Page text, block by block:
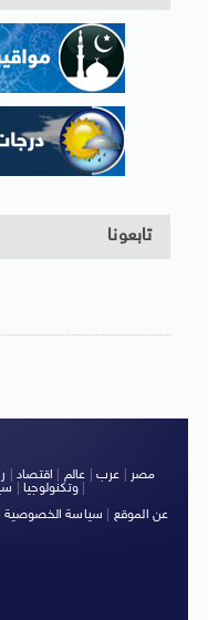
تابعونا
مصر عرب عالم اقتصاد
وتكنولوجيا|
|
عن الموقع
سياسة الخصوصية